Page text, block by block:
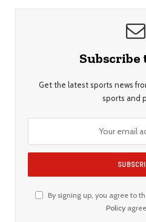
Subscribe
Get the latest sports news
sports and
By signing up, you agree to
Policy